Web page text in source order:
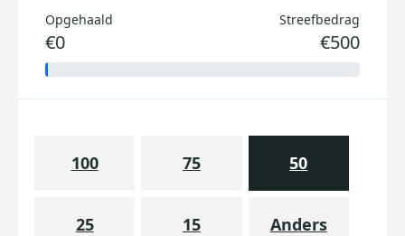
Opgehaald
€0
Streefbedrag
€500
100 75 50
25 15 Anders